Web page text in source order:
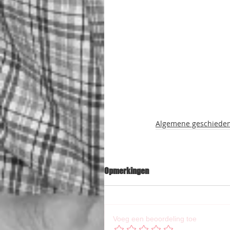
Algemene
Opmerkingen
Voeg een beoordeling toe